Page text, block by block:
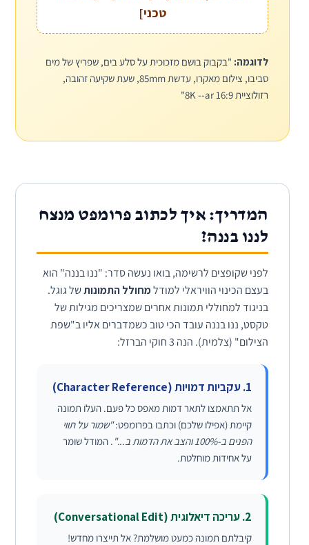
טכני]
לדוגמה: "בקבוק בושם מזכוכית על סלע בים, שפריץ של מים
סביבו, צילום מאקרו, עדשת 85mm, שעת שקיעה זהובה,
רזולוציית 8K --ar 16:9"
המדריך: איך לכתוב פרומפט מנצח
לננו בננה?
לפני שקופצים לרשימה, בואו נעשה סדר: "ננו בננה" הוא
בעצם הכינוי הוויראלי למודלמחולל התמונותשל גוגל.
בניגוד למחוללי תמונות אחרים שמצריכים מגילות של
טקסט, ננו בננה עובד הכי טוב כשמדברים אליו ב"שפת
הצילום" (צלמית). הנה 3 חוקי הברזל:
1. עקביות דמויות (Character Reference)
אל תתאמצו לתאר דמות מאפס כל פעם. העלו תמונה
קיימת (אפילו שלכם) וכתבו בפרומפט:"שמור על תווי
הפנים ב-100% והצב את הדמות ב..."
. המודל שומר
על אחידות מוחלטת.
2. עריכה דיאלוגית (Conversational Edit)
קיבלתם תמונה כמעט מושלמת? אל תייצרו מחדש!